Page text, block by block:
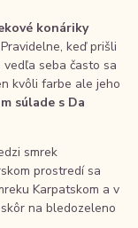
konáriky
keď prišli
seba často sa
kvôli farbe ale jeho
súlade s Da
smrek
prostredí sa
Karpatskom a v
na bledozeleno